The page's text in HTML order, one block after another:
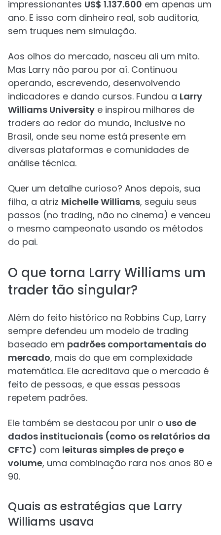
impressionantes US$ 1.137.600 em apenas um
ano. E isso com dinheiro real, sob auditoria,
sem truques nem simulação.
Aos olhos do mercado, nasceu ali um mito.
Mas Larry não parou por aí. Continuou
operando, escrevendo, desenvolvendo
indicadores e dando cursos. Fundou a Larry
Williams University e inspirou milhares de
traders ao redor do mundo, inclusive no
Brasil, onde seu nome está presente em
diversas plataformas e comunidades de
análise técnica.
Quer um detalhe curioso? Anos depois, sua
filha, a atriz Michelle Williams, seguiu seus
passos (no trading, não no cinema) e venceu
o mesmo campeonato usando os métodos
do pai.
O que torna Larry Williams um
trader tão singular?
Além do feito histórico na Robbins Cup, Larry
sempre defendeu um modelo de trading
baseado em padrões comportamentais do
mercado, mais do que em complexidade
matemática. Ele acreditava que o mercado é
feito de pessoas, e que essas pessoas
repetem padrões.
Ele também se destacou por unir o uso de
dados institucionais (como os relatórios da
CFTC) com leituras simples de preço e
volume, uma combinação rara nos anos 80 e
90.
Quais as estratégias que Larry
Williams usava